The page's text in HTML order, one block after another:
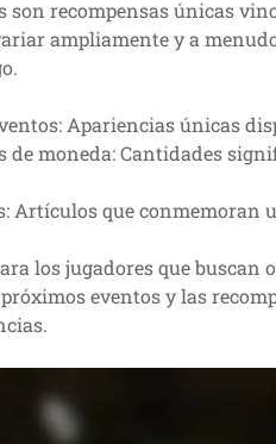
son recompensas únicas
ampliamente y a
Apariencias únicas
de moneda: Cantidades
Artículos que conmemoran
los jugadores que buscan
eventos y las